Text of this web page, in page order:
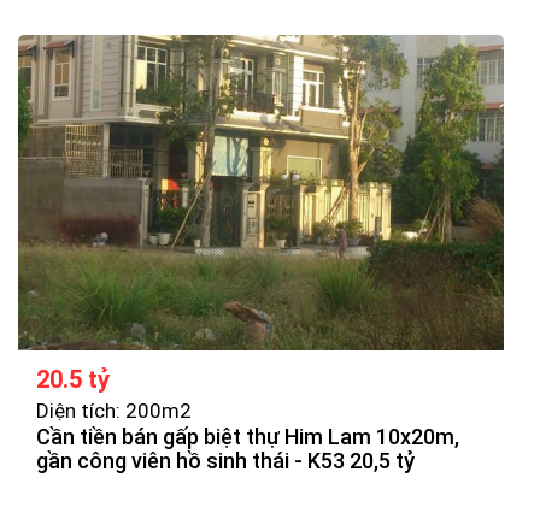
20.5 tỷ
Diện tích: 200m2
Cần tiền bán gấp biệt thự Him Lam 10x20m,
gần công viên hồ sinh thái - K53 20,5 tỷ